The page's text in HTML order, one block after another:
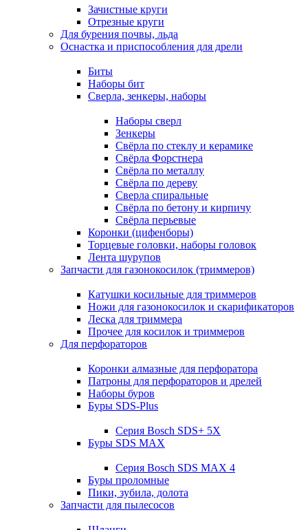
Зачистные круги
Отрезные круги
Для бурения почвы, льда
Оснастка и приспособления для дрели
Биты
Наборы бит
Сверла, зенкеры, наборы
Наборы сверл
Зенкеры
Свёрла по стеклу и керамике
Свёрла Форстнера
Свёрла по металлу
Свёрла по дереву
Сверла спиральные
Свёрла по бетону и кирпичу
Свёрла перьевые
Коронки (цифенборы)
Торцевые головки, наборы головок
Лента шурупов
Запчасти для газонокосилок (триммеров)
Катушки косильные для триммеров
Ножи для газонокосилок и скарификаторов
Леска для триммера
Прочее для косилок и триммеров
Для перфораторов
Коронки алмазные для перфоратора
Патроны для перфораторов и дрелей
Наборы буров
Буры SDS-Plus
Серия Bosch SDS+ 5X
Буры SDS MAX
Серия Bosch SDS MAX 4
Буры проломные
Пики, зубила, долота
Запчасти для пылесосов